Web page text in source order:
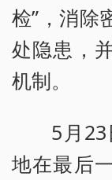
检”，消除
处隐患，
机制。
5月
地在最后